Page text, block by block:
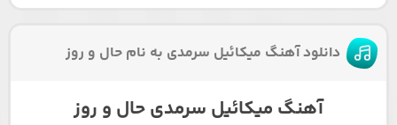
دانلود آهنگ میکائیل سرمدی به نام حال و روز
آهنگ میکائیل سرمدی حال و روز